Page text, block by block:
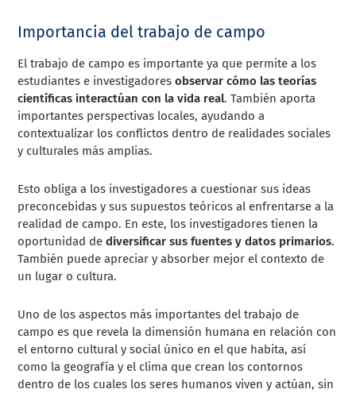
Importancia del trabajo de campo
El trabajo de campo es importante ya que permite a los
estudiantes e investigadoresobservar cómo las teorías
científicas interactúan con la vida real. También aporta
importantes perspectivas locales, ayudando a
contextualizar los conflictos dentro de realidades sociales
y culturales más amplias.
Esto obliga a los investigadores a cuestionar sus ideas
preconcebidas y sus supuestos teóricos al enfrentarse a la
realidad de campo. En este, los investigadores tienen la
oportunidad dediversificar sus fuentes y datos primarios.
También puede apreciar y absorber mejor el contexto de
un lugar o cultura.
Uno de los aspectos más importantes del trabajo de
campo es que revela la dimensión humana en relación con
el entorno cultural y social único en el que habita, así
como la geografía y el clima que crean los contornos
dentro de los cuales los seres humanos viven y actúan, sin